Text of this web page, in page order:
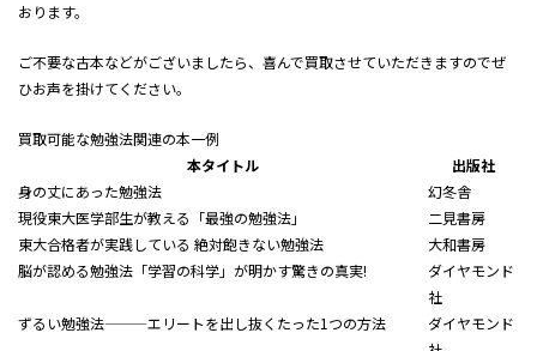
おります。
ご不要な古本などがございましたら、喜んで買取させていただきますのでぜ
ひお声を掛けてください。
買取可能な勉強法関連の本一例
本タイトル
出版社
身の丈にあった勉強法
幻冬舎
現役東大医学部生が教える「最強の勉強法」
二見書房
東大合格者が実践している 絶対飽きない勉強法
大和書房
脳が認める勉強法――「学習の科学」が明かす驚きの真実!
ダイヤモンド
社
ずるい勉強法―――エリートを出し抜くたった1つの方法
ダイヤモンド